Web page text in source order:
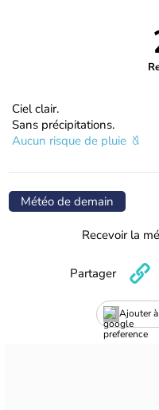
Ciel clair.
Sans précipitations.
Aucun risque de pluie
Météo de demain
Recevoir la
Ajouter
Partager